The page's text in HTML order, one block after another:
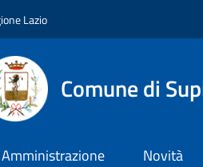
Lazio
Comune di
Amministrazione Novità